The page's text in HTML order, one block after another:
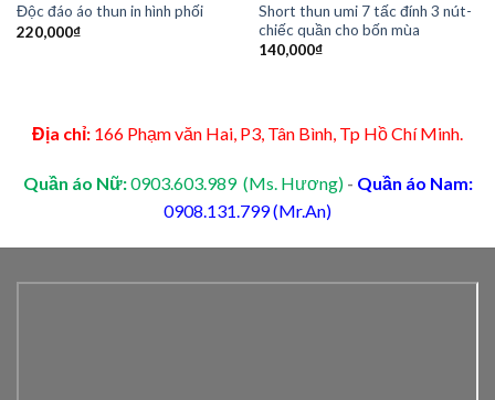
Độc đáo áo thun in hình phối
220,000₫
Short thun umi 7 tấc đính 3 nút-
chiếc quần cho bốn mùa
140,000₫
Địa chỉ: 166 Phạm văn Hai, P3, Tân Bình, Tp Hồ Chí Minh.
Quần áo Nữ:0903.603.989 (Ms. Hương) - Quần áo Nam:
0908.131.799 (Mr.An)